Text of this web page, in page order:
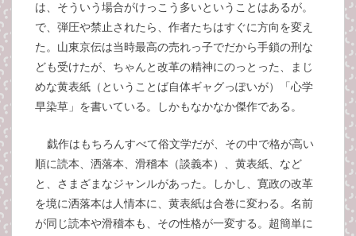
は、そういう場合がけっこう多いということはあるが。
で、弾圧や禁止されたら、作者たちはすぐに方向を変え
た。山東京伝は当時最高の売れっ子でだから手鎖の刑な
ども受けたが、ちゃんと改革の精神にのっとった、まじ
めな黄表紙（ということば自体ギャグっぽいが）「心学
早染草」を書いている。しかもなかなか傑作である。
戯作はもちろんすべて俗文学だが、その中で格が高い
順に読本、洒落本、滑稽本（談義本）、黄表紙、など
と、さまざまなジャンルがあった。しかし、寛政の改革
を境に洒落本は人情本に、黄表紙は合巻に変わる。名前
が同じ読本や滑稽本も、その性格が一変する。超簡単に